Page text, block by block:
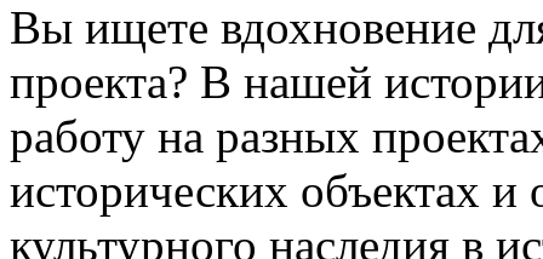
Вы ищете вдохновение
проекта? В нашей
работу на разных
исторических объектах и
культурного наследия в